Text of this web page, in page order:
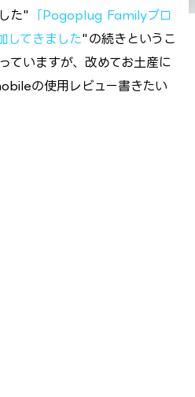
た"
「Pogoplug Familyブロ
してきました"の続きというこ
ていますが、改めてお土産に
の使用レビュー書きたい